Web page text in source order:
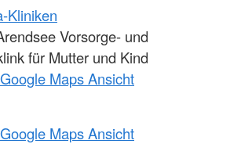
Kliniken
Vorsorge- und
für Mutter und Kind
Maps Ansicht
Maps Ansicht